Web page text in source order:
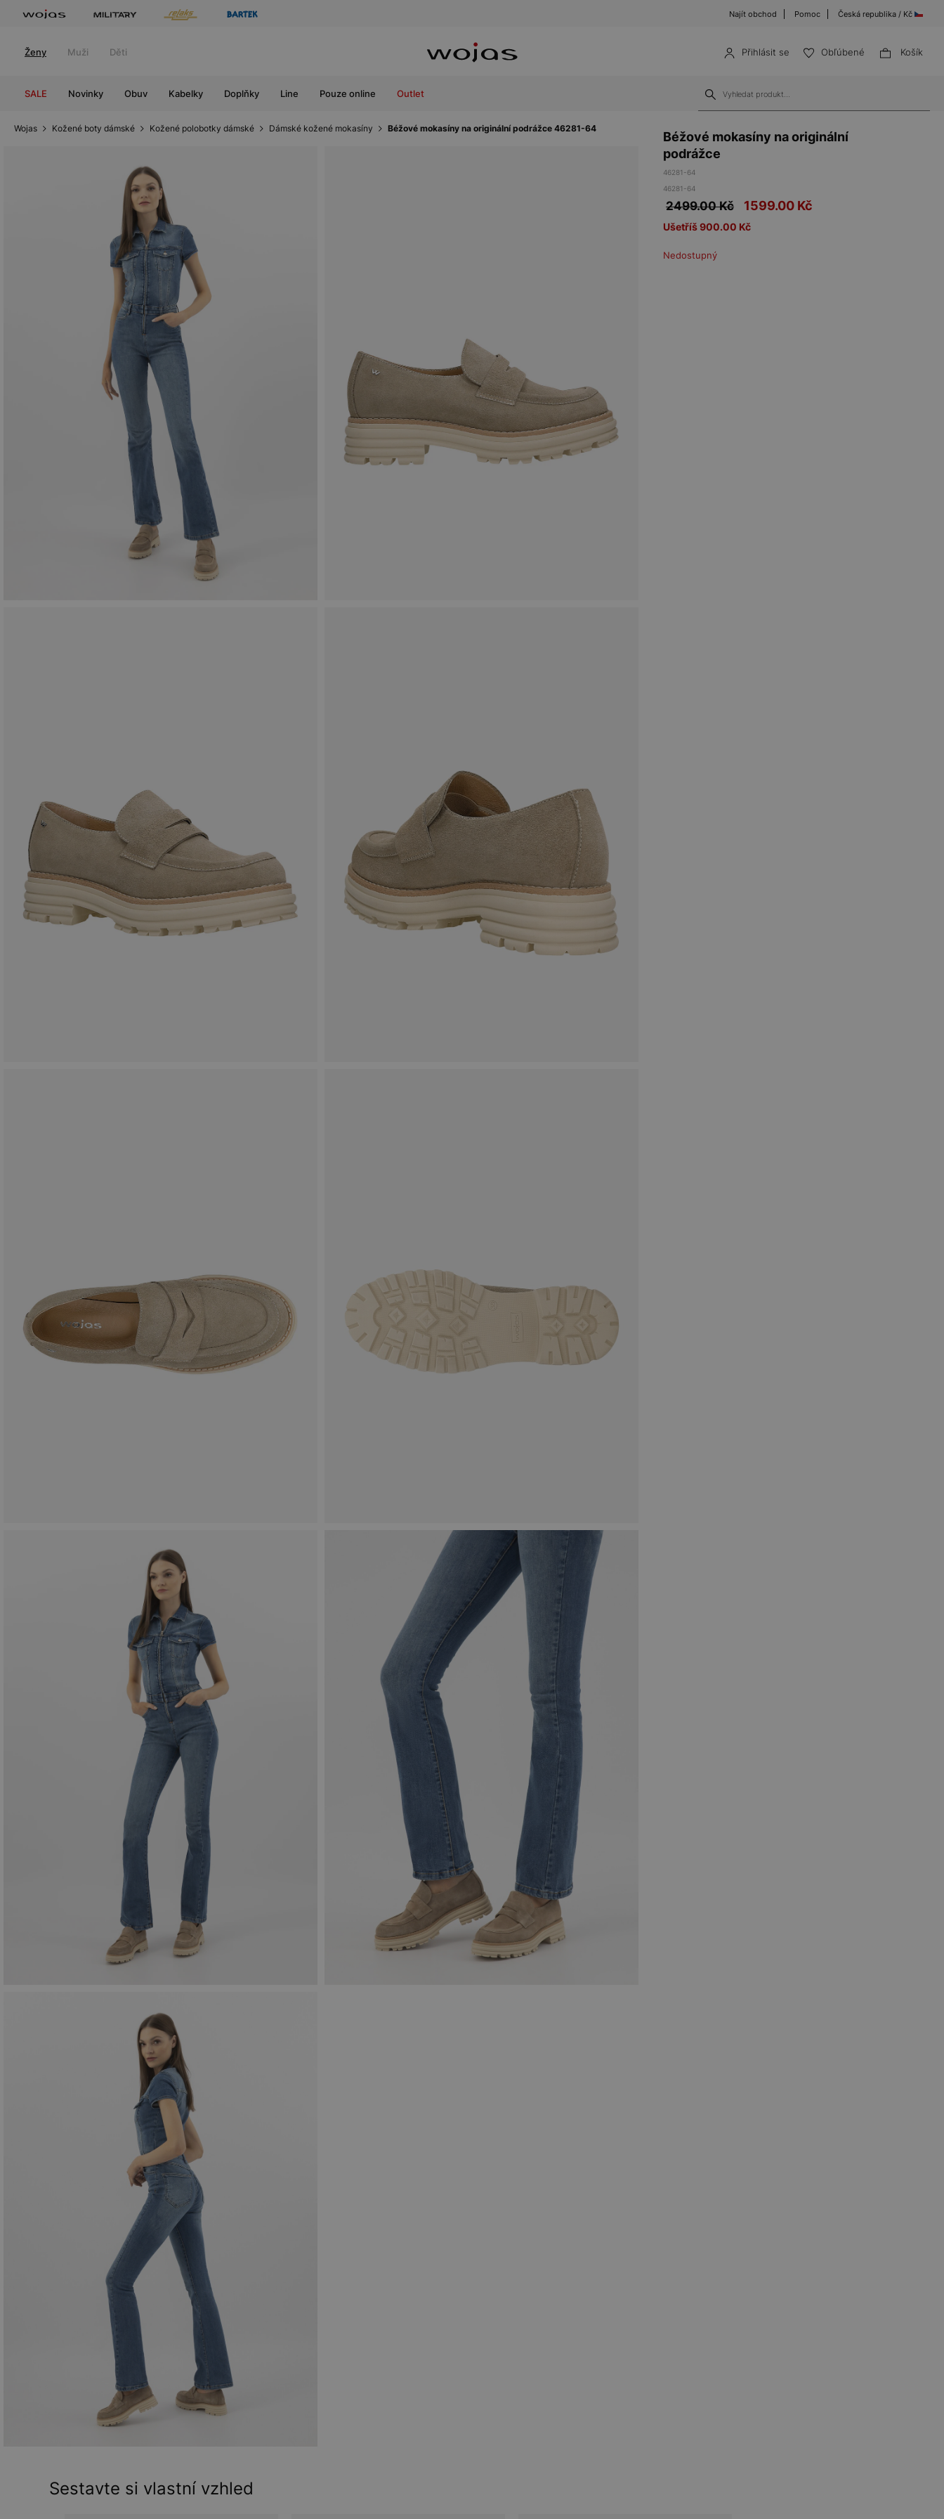
Najít obchod Pomoc Česká republika / Kč
Ženy Muži Děti Přihlásit se Obľúbené Košík
SALE Novinky Obuv Kabelky Doplňky Line Pouze online Outlet
Wojas Kožené boty dámské Kožené polobotky dámské Dámské kožené mokasíny Béžové mokasíny na originální podrážce 46281-64
Béžové mokasíny na originální
podrážce
46281-64
46281-64
2499.00 Kč 1599.00 Kč
Ušetříš 900.00 Kč
Nedostupný
Sestavte si vlastní vzhled